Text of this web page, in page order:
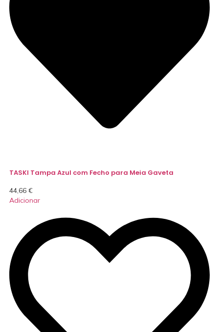
TASKI Tampa Azul com Fecho para Meia Gaveta
44,66 €
Adicionar